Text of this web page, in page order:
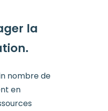
la
nombre de
en